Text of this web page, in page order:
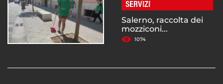
SERVIZI
Salerno, raccolta dei
mozziconi...
1074